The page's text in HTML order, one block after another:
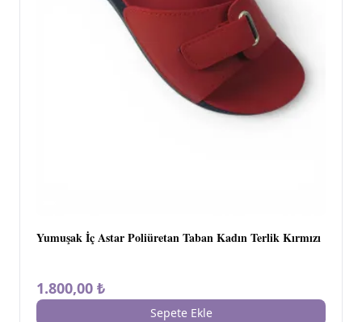
Yumuşak İç Astar Poliüretan Taban Kadın Terlik Kırmızı
1.800,00 ₺
Sepete Ekle